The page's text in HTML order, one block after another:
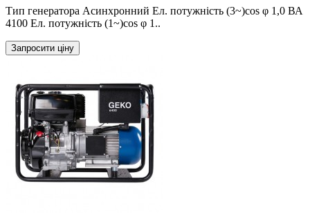
Тип генератора Асинхронний Ел. потужність (3~)cos φ 1,0 ВА
4100 Ел. потужність (1~)cos φ 1..
Запросити ціну